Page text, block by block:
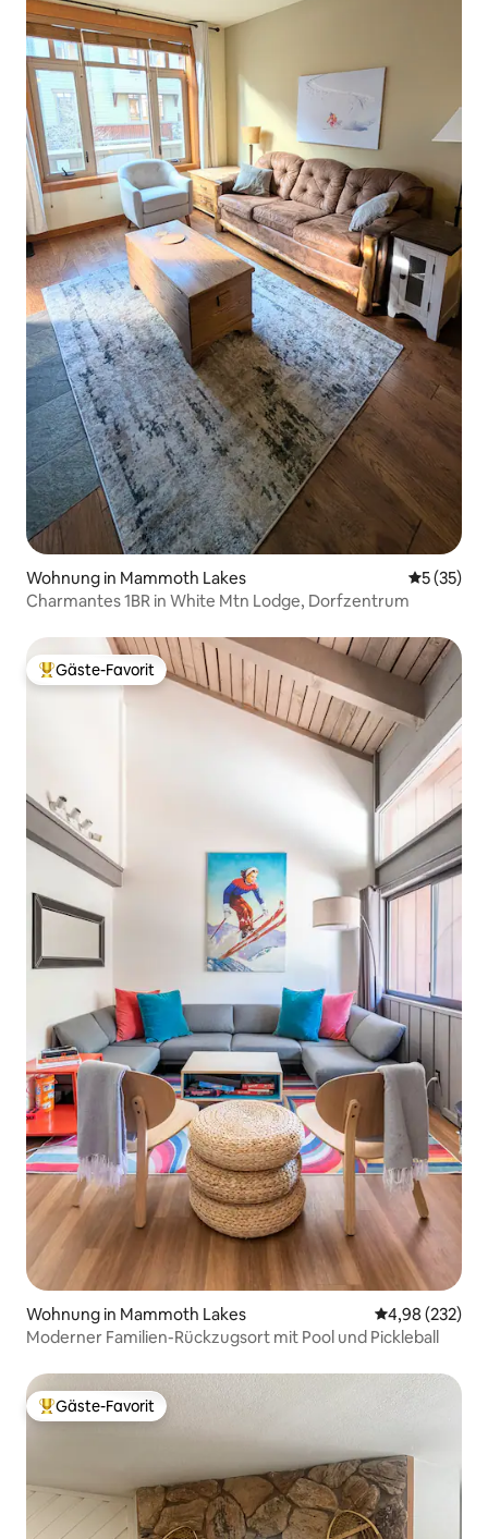
Wohnung in Mammoth Lakes
5 (35)
Charmantes 1BR in White Mtn Lodge, Dorfzentrum
Beliebter Gäste-Favorit.
Gäste-Favorit
Wohnung in Mammoth Lakes
4,98 (232)
Moderner Familien-Rückzugsort mit Pool und Pickleball
Beliebter Gäste-Favorit.
Gäste-Favorit